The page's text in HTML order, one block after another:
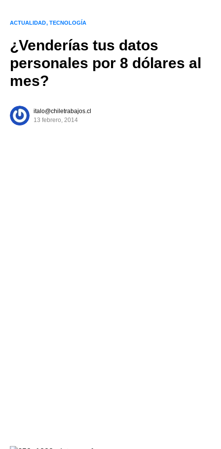
ACTUALIDAD TECNOLOGÍA
¿Venderías tus datos
personales por 8 dólares al
mes?
italo@chiletrabajos.cl
13 febrero, 2014